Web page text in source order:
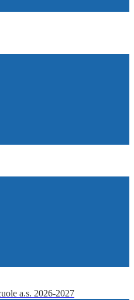
a.s. 2026-2027